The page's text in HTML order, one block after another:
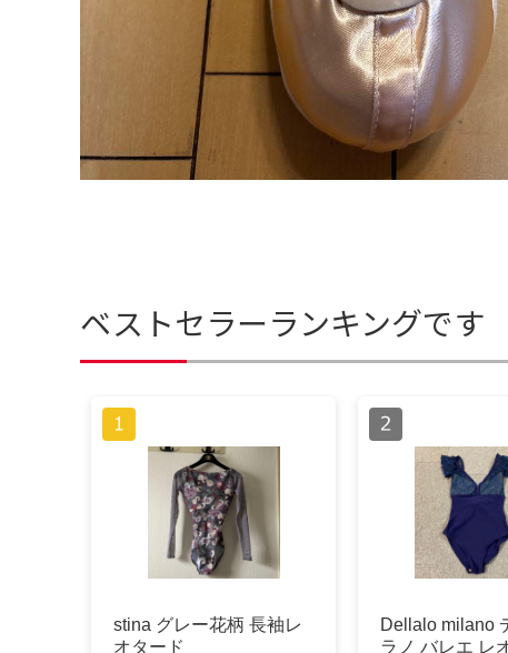
ベストセラーランキングです
stina グレー花柄 長袖レ
オタード
Dellalo milano
ラノ バレエ レ